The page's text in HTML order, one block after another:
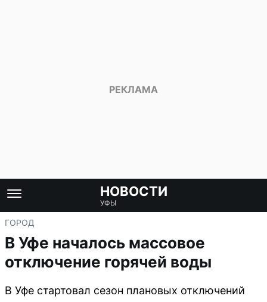
НОВОСТИ
УФЫ
ГОРОД
В Уфе началось массовое
отключение горячей воды
В Уфе стартовал сезон плановых отключений